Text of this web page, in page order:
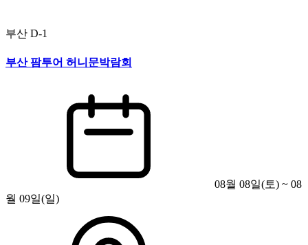
부산 D-1
부산 팜투어 허니문박람회
08월 08일(토) ~ 08
월 09일(일)